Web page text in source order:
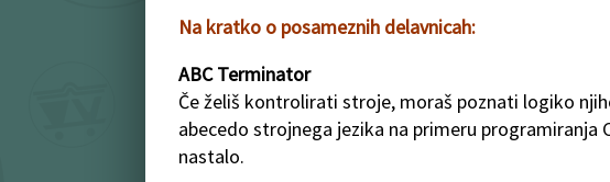
Na kratko o posameznih delavnicah:
ABC Terminator
Če želiš kontrolirati stroje, moraš poznati logiko
abecedo strojnega jezika na primeru programiranja
nastalo.